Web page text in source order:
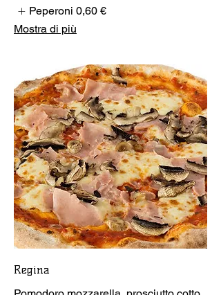
Peperoni 0,60 €
Mostra di più
Regina